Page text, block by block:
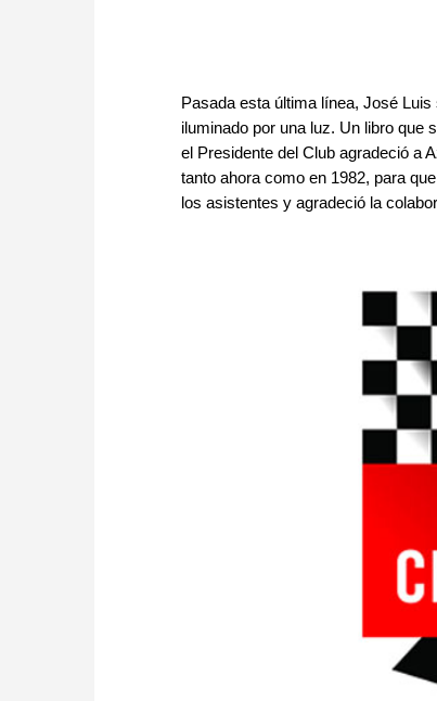
Pasada esta última línea, José
iluminado por una luz. Un libro que
el Presidente del Club agradeció a
tanto ahora como en 1982, para
los asistentes y agradeció la